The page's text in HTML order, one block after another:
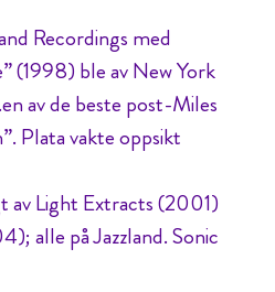
Recordings med
(1998) ble av New York
av de beste post-Miles
Plata vakte oppsikt
Light Extracts (2001)
alle på Jazzland. Sonic